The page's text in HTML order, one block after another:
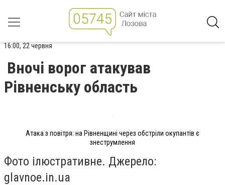
16:00, 22 червня
Вночі ворог атакував
Рівненську область
Атака з повітря: на Рівненщині через обстріли окупантів є
знеструмлення
Фото ілюстративне. Джерело:
glavnoe.in.ua